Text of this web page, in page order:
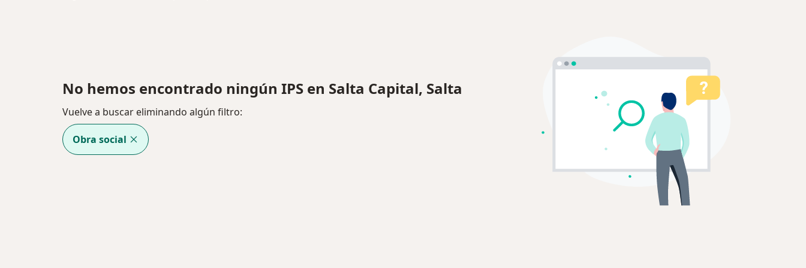
No hemos encontrado ningún IPS en Salta Capital, Salta
Vuelve a buscar eliminando algún filtro:
Obra social